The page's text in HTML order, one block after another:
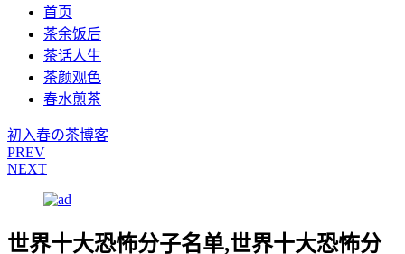
首页
茶余饭后
茶话人生
茶颜观色
春水煎茶
初入春の茶博客
PREV
NEXT
世界十大恐怖分子名单,世界十大恐怖分